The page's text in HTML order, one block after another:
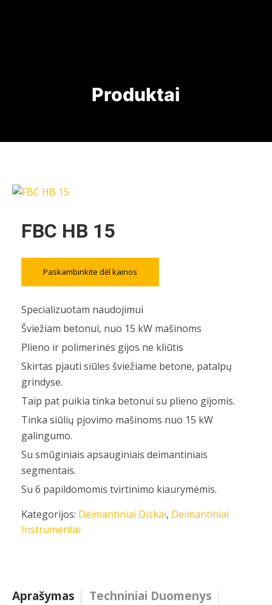
Produktai
FBC HB 15
Paskambinkite dėl kainos
Specializuotam naudojimui
Šviežiam betonui, nuo 15 kW mašinoms
Plieno ir polimerinės gijos ne kliūtis
Skirtas pjauti siūles šviežiame betone, patalpų
grindyse.
Taip pat puikia tinka betonui su plieno gijomis.
Tinka siūlių pjovimo mašinoms nuo 15 kW
galingumo.
Su smūginiais apsauginiais deimantiniais
segmentais.
Su 6 papildomomis tvirtinimo kiaurymėmis.
Kategorijos: Deimantiniai Diskai, Deimantiniai
Instrumentai
Aprašymas Techniniai Duomenys